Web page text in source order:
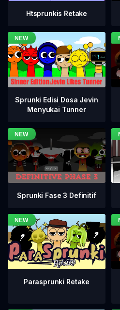
Htsprunkis Retake
Sprunki Edisi Dosa Jevin
Menyukai Tunner
Sprunki Fase 3 Definitif
Parasprunki Retake